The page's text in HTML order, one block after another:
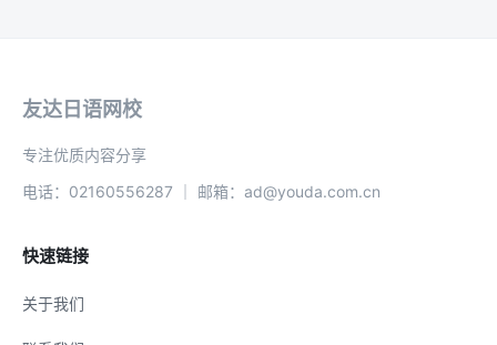
友达日语网校
专注优质内容分享
电话：02160556287 ｜ 邮箱：ad@youda.com.cn
快速链接
关于我们